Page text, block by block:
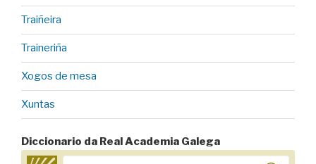
Traiñeira
Traineriña
Xogos de mesa
Xuntas
Diccionario da Real Academia Galega